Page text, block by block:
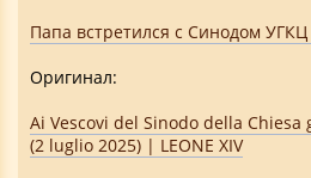
Папа встретился с Синодом
Оригинал:
Ai Vescovi del Sinodo della
(2 luglio 2025) | LEONE XIV